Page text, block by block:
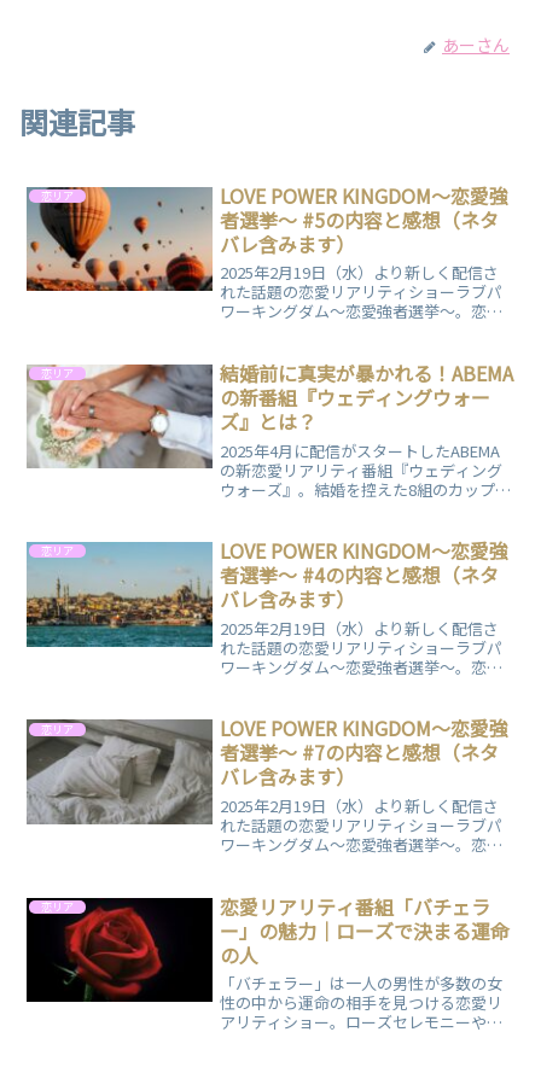
あーさん
関連記事
恋リア
LOVE POWER KINGDOM〜恋愛強
者選挙〜 #5の内容と感想（ネタ
バレ含みます）
2025年2月19日（水）より新しく配信さ
れた話題の恋愛リアリティショーラブパ
ワーキングダム〜恋愛強者選挙〜。恋愛
や心理戦が繰り広げられる中、視聴者も
展開にドキドキ。予測不能な恋のバトル
が魅力の番組の第5話についてまとめまし
た。
恋リア
結婚前に真実が暴かれる！ABEMA
の新番組『ウェディングウォー
ズ』とは？
2025年4月に配信がスタートしたABEMA
の新恋愛リアリティ番組『ウェディング
ウォーズ』。結婚を控えた8組のカップル
います。メンバー一覧や番組の概要につ
いてまとめてますので、ぜひご覧くださ
い。
恋リア
LOVE POWER KINGDOM〜恋愛強
者選挙〜 #4の内容と感想（ネタ
バレ含みます）
2025年2月19日（水）より新しく配信さ
れた話題の恋愛リアリティショーラブパ
ワーキングダム〜恋愛強者選挙〜。恋愛
や心理戦が繰り広げられる中、視聴者も
展開にドキドキ。予測不能な恋のバトル
が魅力の番組の第4話についてまとめまし
た。
恋リア
LOVE POWER KINGDOM〜恋愛強
者選挙〜 #7の内容と感想（ネタ
バレ含みます）
2025年2月19日（水）より新しく配信さ
れた話題の恋愛リアリティショーラブパ
ワーキングダム〜恋愛強者選挙〜。恋愛
や心理戦が繰り広げられる中、視聴者も
展開にドキドキ。予測不能な恋のバトル
が魅力の番組の第7話についてまとめまし
た。
恋リア
恋愛リアリティ番組「バチェラ
ー」の魅力｜ローズで決まる運命
の人
「バチェラー」は一人の男性が多数の女
性の中から運命の相手を見つける恋愛リ
アリティショー。ローズセレモニーやサ